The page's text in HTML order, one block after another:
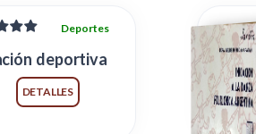
Deportes
deportiva
DETALLES